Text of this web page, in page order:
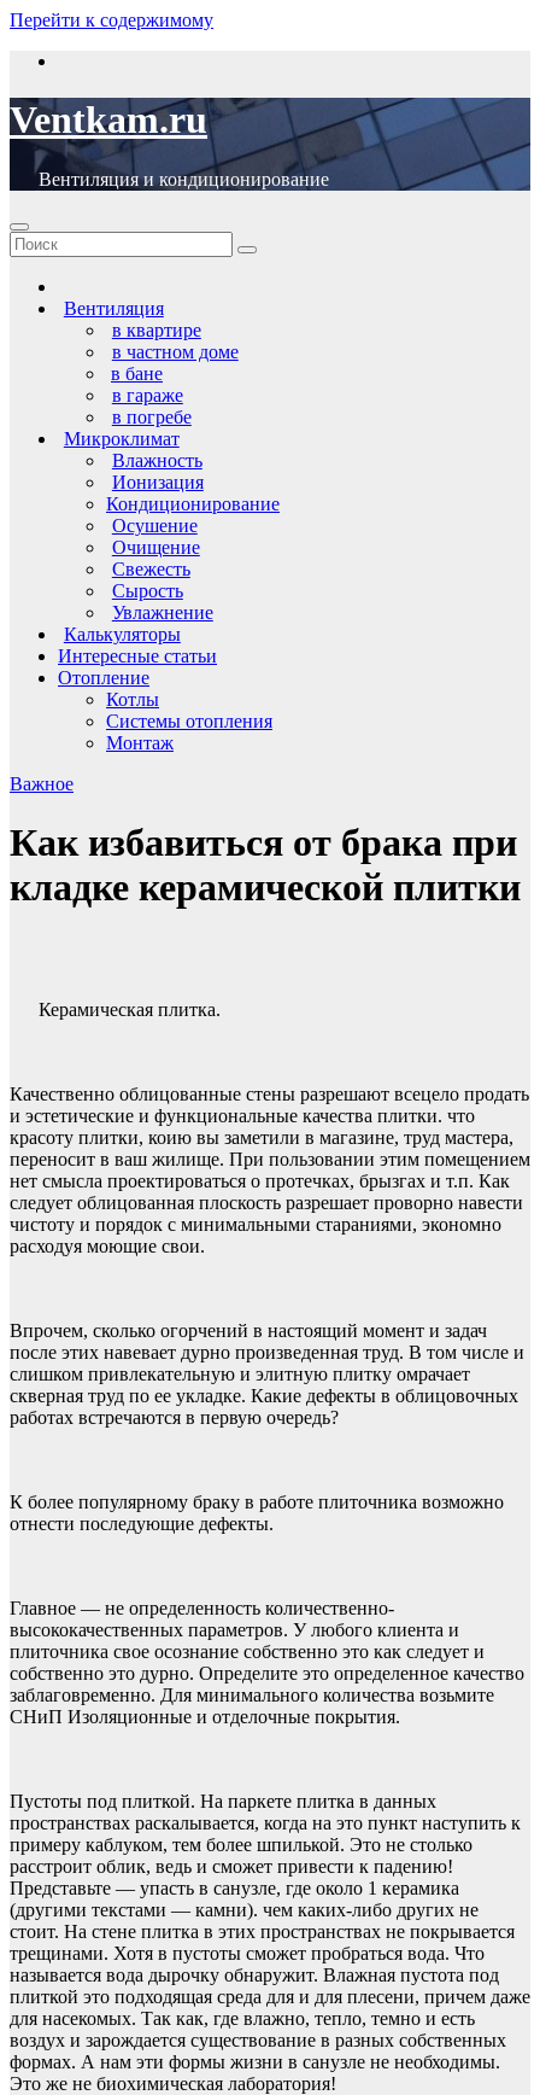
Перейти к содержимому
Ventkam.ru
Вентиляция и кондиционирование
Вентиляция
в квартире
в частном доме
в бане
в гараже
в погребе
Микроклимат
Влажность
Ионизация
Кондиционирование
Осушение
Очищение
Свежесть
Сырость
Увлажнение
Калькуляторы
Интересные статьи
Отопление
Котлы
Системы отопления
Монтаж
Важное
Как избавиться от брака при
кладке керамической плитки
Керамическая плитка.
Качественно облицованные стены разрешают всецело продать
и эстетические и функциональные качества плитки. что
красоту плитки, коию вы заметили в магазине, труд мастера,
переносит в ваш жилище. При пользовании этим помещением
нет смысла проектироваться о протечках, брызгах и т.п. Как
следует облицованная плоскость разрешает проворно навести
чистоту и порядок с минимальными стараниями, экономно
расходуя моющие свои.
Впрочем, сколько огорчений в настоящий момент и задач
после этих навевает дурно произведенная труд. В том числе и
слишком привлекательную и элитную плитку омрачает
скверная труд по ее укладке. Какие дефекты в облицовочных
работах встречаются в первую очередь?
К более популярному браку в работе плиточника возможно
отнести последующие дефекты.
Главное — не определенность количественно-
высококачественных параметров. У любого клиента и
плиточника свое осознание собственно это как следует и
собственно это дурно. Определите это определенное качество
заблаговременно. Для минимального количества возьмите
СНиП Изоляционные и отделочные покрытия.
Пустоты под плиткой. На паркете плитка в данных
пространствах раскалывается, когда на это пункт наступить к
примеру каблуком, тем более шпилькой. Это не столько
расстроит облик, ведь и сможет привести к падению!
Представьте — упасть в санузле, где около 1 керамика
(другими текстами — камни). чем каких-либо других не
стоит. На стене плитка в этих пространствах не покрывается
трещинами. Хотя в пустоты сможет пробраться вода. Что
называется вода дырочку обнаружит. Влажная пустота под
плиткой это подходящая среда для и для плесени, причем даже
для насекомых. Так как, где влажно, тепло, темно и есть
воздух и зарождается существование в разных собственных
формах. А нам эти формы жизни в санузле не необходимы.
Это же не биохимическая лаборатория!